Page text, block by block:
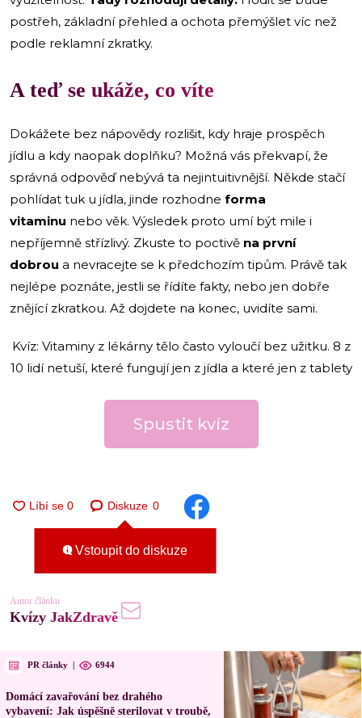
postřeh, základní přehled a ochota přemýšlet víc než
podle reklamní zkratky.
A teď se ukáže, co víte
Dokážete bez nápovědy rozlišit, kdy hraje prospěch
jídlu a kdy naopak doplňku? Možná vás překvapí, že
správná odpověď nebývá ta nejintuitivnější. Někde stačí
pohlídat tuk u jídla, jinde rozhodne forma
vitaminu nebo věk. Výsledek proto umí být mile i
nepříjemně střízlivý. Zkuste to poctivě na první
dobrou a nevracejte se k předchozím tipům. Právě tak
nejlépe poznáte, jestli se řídíte fakty, nebo jen dobře
znějící zkratkou. Až dojdete na konec, uvidíte sami.
Kvíz: Vitaminy z lékárny tělo často vyloučí bez užitku. 8 z
10 lidí netuší, které fungují jen z jídla a které jen z tablety
Spustit kvíz
Diskuze 0
Vstoupit do diskuze
Autor článku
Kvízy JakZdravě
PR články 6944
Domácí zavařování bez drahého
vybavení: Jak úspěšně sterilovat v troubě,